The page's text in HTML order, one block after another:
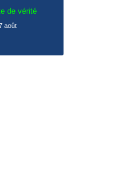
de vérité
août